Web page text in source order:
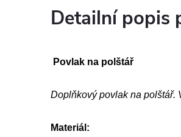
Detailní popis
Povlak na polštář
Doplňkový povlak na polštář.
Materiál: